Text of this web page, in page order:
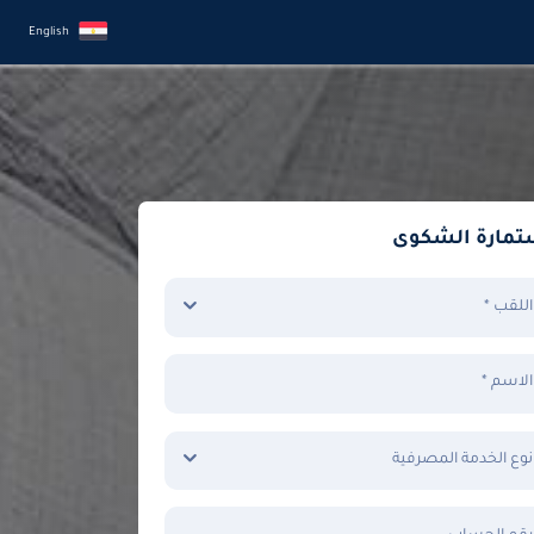
English
الشكوى
اللقب *
الاسم *
نوع الخدمة المصرفية